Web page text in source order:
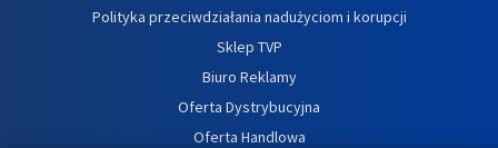
Polityka przeciwdziałania nadużyciom i korupcji
Sklep TVP
Biuro Reklamy
Oferta Dystrybucyjna
Oferta Handlowa